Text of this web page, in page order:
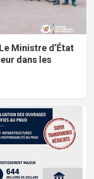
Ministre d’État
dans les